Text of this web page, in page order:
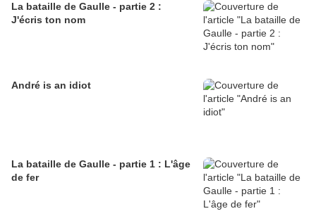
La bataille de Gaulle - partie 2 :
J'écris ton nom
André is an idiot
La bataille de Gaulle - partie 1 : L'âge
de fer